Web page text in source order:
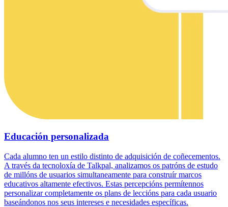
Educación personalizada
Cada alumno ten un estilo distinto de adquisición de coñecementos.
A través da tecnoloxía de Talkpal, analizamos os patróns de estudo
de millóns de usuarios simultaneamente para construír marcos
educativos altamente efectivos. Estas percepcións permítennos
personalizar completamente os plans de leccións para cada usuario
baseándonos nos seus intereses e necesidades específicas.